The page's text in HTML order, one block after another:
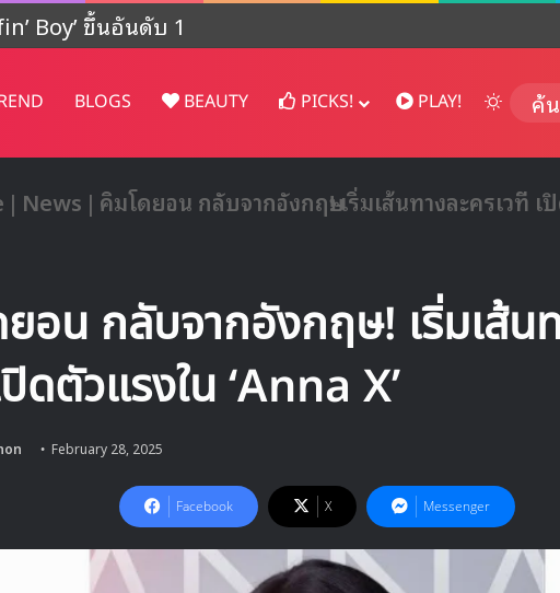
น
BLOGS BEAUTY PICKS! PLAY! Switch
| News | คิมโดยอน กลับจากอังกฤษ! เริ่มเส้นทางละครเวที เ
อน กลับจากอังกฤษ! เริ่มเส้น
ปิดตัวแรงใน ‘Anna X’
February 28, 2025
Facebook X Messenger